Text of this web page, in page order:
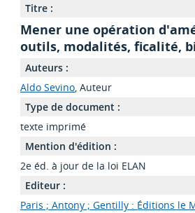
Titre :
Mener une opération
outils, modalités, ficalité,
Auteurs :
Aldo Sevino, Auteur
Type de document :
texte imprimé
Mention d'édition :
2e éd. à jour de la loi ELAN
Editeur :
Paris ; Antony ; Gentilly : Éditions le